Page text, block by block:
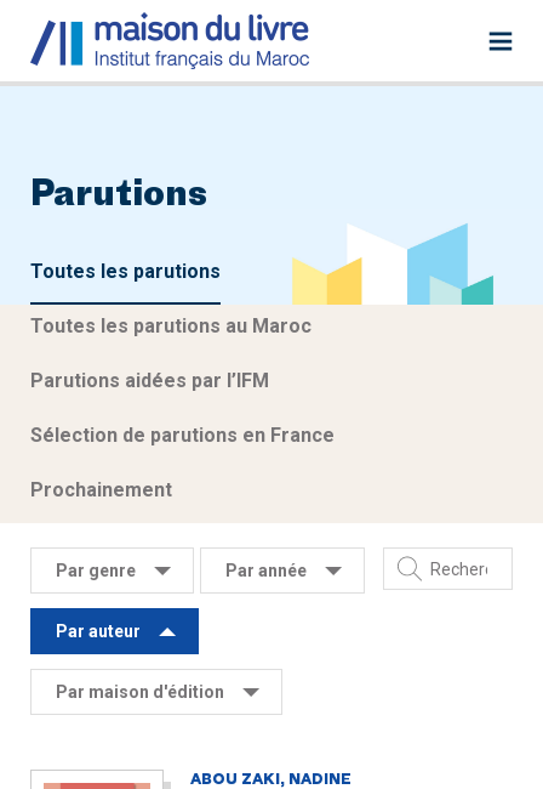
Parutions
Toutes les parutions
Toutes les parutions au Maroc
Parutions aidées par l’IFM
Sélection de parutions en France
Prochainement
Par genre Par année
Par auteur
Par maison d'édition
ABOU ZAKI, NADINE